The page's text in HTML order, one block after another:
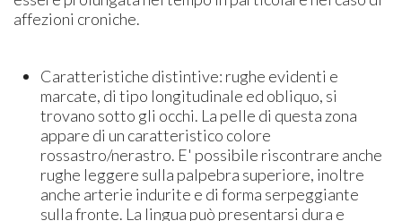
affezioni croniche.
Caratteristiche distintive: rughe evidenti e
marcate, di tipo longitudinale ed obliquo, si
trovano sotto gli occhi. La pelle di questa zona
appare di un caratteristico colore
rossastro/nerastro. E' possibile riscontrare anche
rughe leggere sulla palpebra superiore, inoltre
anche arterie indurite e di forma serpeggiante
sulla fronte. La lingua può presentarsi dura e